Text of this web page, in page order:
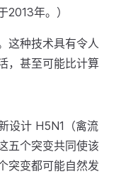
2013年。）
这种技术具有令人
，甚至可能比计算
设计 H5N1（禽流
五个突变共同使该
突变都可能自然发